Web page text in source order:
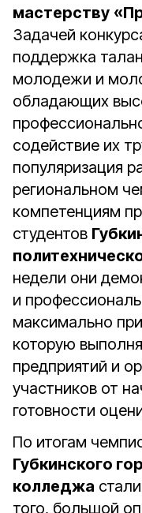
мастерству
Задачей
поддержка
молодежи и
обладающих
содействие их
популяризация
региональном
компетенциям
студентов
недели они
и
максимально
которую
предприятий и
участников от
готовности
По итогам
Губкинского
колледжа
того, большой